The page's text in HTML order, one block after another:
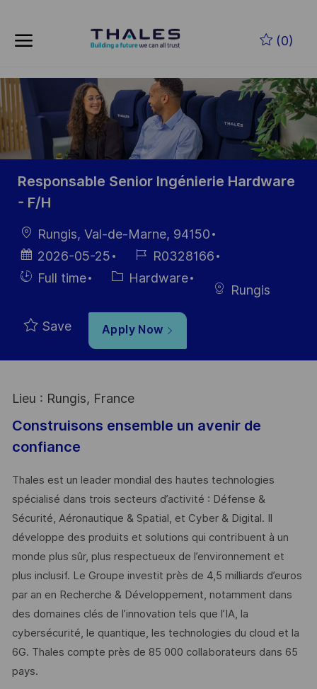
(0)
-
Responsable Senior Ingénierie Hardware
- F/H
LocationRungis, Val-de-Marne, 94150
Posted
Date
2026-05-25
Job
Id
R0328166
HiringFull time CategoryHardware
Rungis
Save Apply Now
Lieu : Rungis, France
Construisons ensemble un avenir de
confiance
Thales est un leader mondial des hautes technologies
spécialisé dans trois secteurs d’activité : Défense &
Sécurité, Aéronautique & Spatial, et Cyber & Digital. Il
développe des produits et solutions qui contribuent à un
monde plus sûr, plus respectueux de l’environnement et
plus inclusif. Le Groupe investit près de 4,5 milliards d’euros
par an en Recherche & Développement, notamment dans
des domaines clés de l’innovation tels que l’IA, la
cybersécurité, le quantique, les technologies du cloud et la
6G. Thales compte près de 85 000 collaborateurs dans 65
pays. ​